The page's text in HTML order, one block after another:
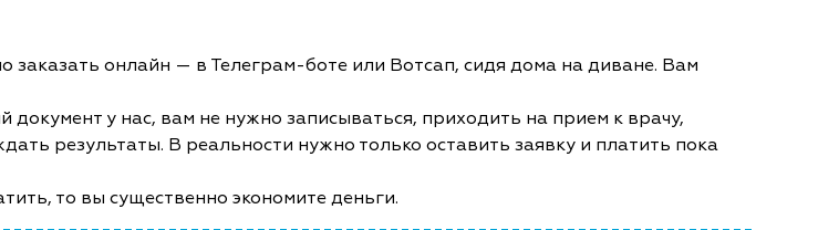
заказать онлайн — в Телеграм-боте или Вотсап, сидя дома на диване. Вам
у нас, вам не нужно записываться, приходить на прием к врачу,
результаты. В реальности нужно только оставить заявку и платить пока
то вы существенно экономите деньги.